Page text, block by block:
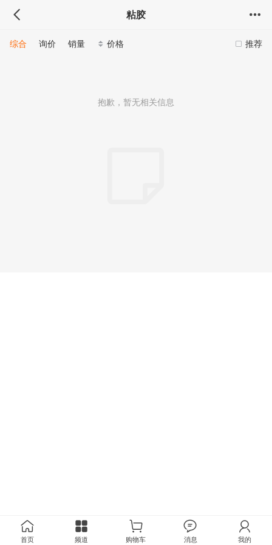
粘胶
推荐
综合 询价 销量 价格
抱歉，暂无相关信息
首页 频道 购物车 消息 我的